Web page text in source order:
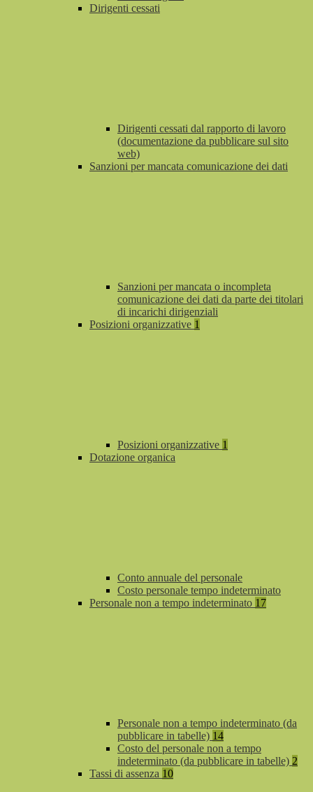
Dirigenti cessati
Dirigenti cessati dal rapporto di lavoro
(documentazione da pubblicare sul sito
web)
Sanzioni per mancata comunicazione dei dati
Sanzioni per mancata o incompleta
comunicazione dei dati da parte dei titolari
di incarichi dirigenziali
Posizioni organizzative 1
Posizioni organizzative 1
Dotazione organica
Conto annuale del personale
Costo personale tempo indeterminato
Personale non a tempo indeterminato 17
Personale non a tempo indeterminato (da
pubblicare in tabelle) 14
Costo del personale non a tempo
indeterminato (da pubblicare in tabelle) 2
Tassi di assenza 10